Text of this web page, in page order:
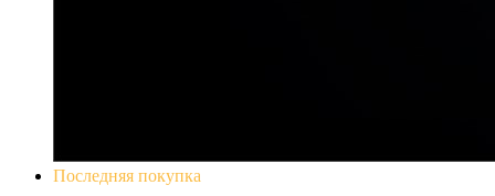
Последняя покупка